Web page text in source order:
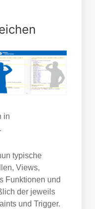
in
typische
Views,
Funktionen und
der jeweils
und Trigger.